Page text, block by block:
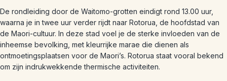
De rondleiding door de Waitomo-grotten eindigt rond 13.00 uur,
waarna je in twee uur verder rijdt naar Rotorua, de hoofdstad van
de Maori-cultuur. In deze stad voel je de sterke invloeden van de
inheemse bevolking, met kleurrijke marae die dienen als
ontmoetingsplaatsen voor de Maori’s. Rotorua staat vooral bekend
om zijn indrukwekkende thermische activiteiten.